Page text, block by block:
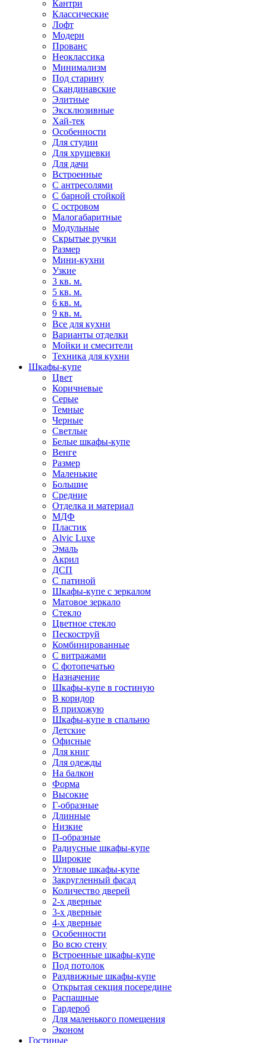
Кантри
Классические
Лофт
Модерн
Прованс
Неоклассика
Минимализм
Под старину
Скандинавские
Элитные
Эксклюзивные
Хай-тек
Особенности
Для студии
Для хрущевки
Для дачи
Встроенные
С антресолями
С барной стойкой
С островом
Малогабаритные
Модульные
Скрытые ручки
Размер
Мини-кухни
Узкие
3 кв. м.
5 кв. м.
6 кв. м.
9 кв. м.
Все для кухни
Варианты отделки
Мойки и смесители
Техника для кухни
Шкафы-купе
Цвет
Коричневые
Серые
Темные
Черные
Светлые
Белые шкафы-купе
Венге
Размер
Маленькие
Большие
Средние
Отделка и материал
МДФ
Пластик
Alvic Luxe
Эмаль
Акрил
ДСП
С патиной
Шкафы-купе с зеркалом
Матовое зеркало
Стекло
Цветное стекло
Пескоструй
Комбинированные
С витражами
С фотопечатью
Назначение
Шкафы-купе в гостиную
В коридор
В прихожую
Шкафы-купе в спальню
Детские
Офисные
Для книг
Для одежды
На балкон
Форма
Высокие
Г-образные
Длинные
Низкие
П-образные
Радиусные шкафы-купе
Широкие
Угловые шкафы-купе
Закругленный фасад
Количество дверей
2-х дверные
3-х дверные
4-х дверные
Особенности
Во всю стену
Встроенные шкафы-купе
Под потолок
Раздвижные шкафы-купе
Открытая секция посередине
Распашные
Гардероб
Для маленького помещения
Эконом
Гостиные